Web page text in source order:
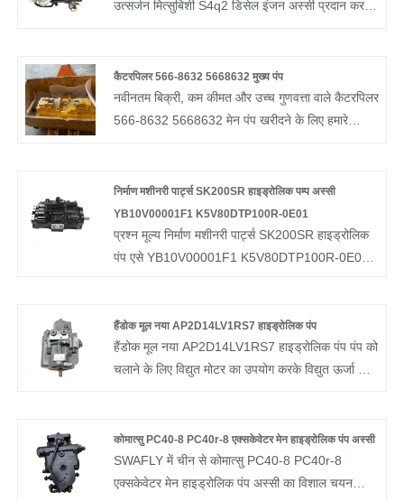
उत्सर्जन मित्सुबिशी S4q2 डिसेल इंजन अस्सी प्रदान करना
पुनर्निर्माण, उपयोग किए गए, पुनर्निर्मित इंजन कई अनुप्रयोगों
को पूरा कर सकते हैं, यदि आपको आवश्यकता हो, तो कृपया
डीजल इंजनों के बारे में हमारी ऑनलाइन समय पर सेवा प्राप्त
कैटरपिलर 566-8632 5668632 मुख्य पंप
नवीनतम बिक्री, कम कीमत और उच्च गुणवत्ता वाले कैटरपिलर
566-8632 5668632 मेन पंप खरीदने के लिए हमारे
आपको समय पर जवाब देंगे!
निर्माण मशीनरी पार्ट्स SK200SR हाइड्रोलिक पम्प अस्सी
YB10V00001F1 K5V80DTP100R-0E01
प्रश्न मूल्य निर्माण मशीनरी पार्ट्स SK200SR हाइड्रोलिक
पंप एसे YB10V00001F1 K5V80DTP100R-0E01
हैंडोक मूल नया AP2D14LV1RS7 हाइड्रोलिक पंप
हैंडोक मूल नया AP2D14LV1RS7 हाइड्रोलिक पंप पंप को
चलाने के लिए विद्युत मोटर का उपयोग करके विद्युत ऊर्जा को
सिलेंडर और एक्ट्यूएटर्स और हाइड्रोलिक मोटर्स को आवश्यक
दबाव स्तर और मात्रा में वितरित किया जाता है।
कोमात्सु PC40-8 PC40r-8 एक्सकेवेटर मेन हाइड्रोलिक पंप अस्सी
SWAFLY में चीन से कोमात्सु PC40-8 PC40r-8
एक्सकेवेटर मेन हाइड्रोलिक पंप अस्सी का विशाल चयन